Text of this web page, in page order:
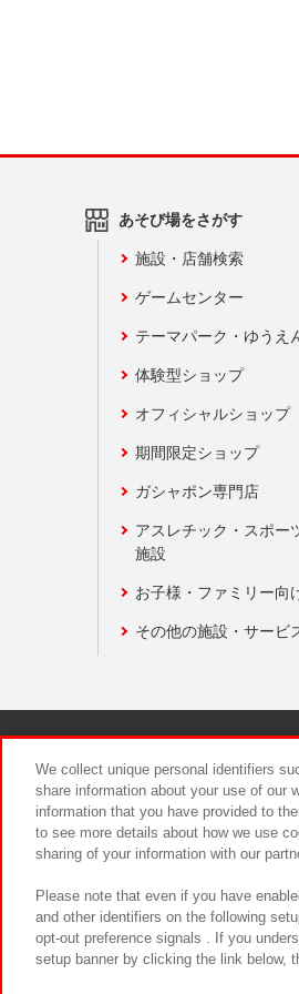
あそび場をさがす
施設・店舗検索
ゲームセンター
テーマパーク・ゆうえ
体験型ショップ
オフィシャルショップ
期間限定ショップ
ガシャポン専門店
アスレチック・スポー
施設
お子様・ファミリー向
その他の施設・サービ
We collect unique personal identifiers
share information about your use of our
information that you have provided to
to see more details about how we use
sharing of your information with our
Please note that even if you have
and other identifiers on the following
opt-out preference signals . If you
setup banner by clicking the link below,